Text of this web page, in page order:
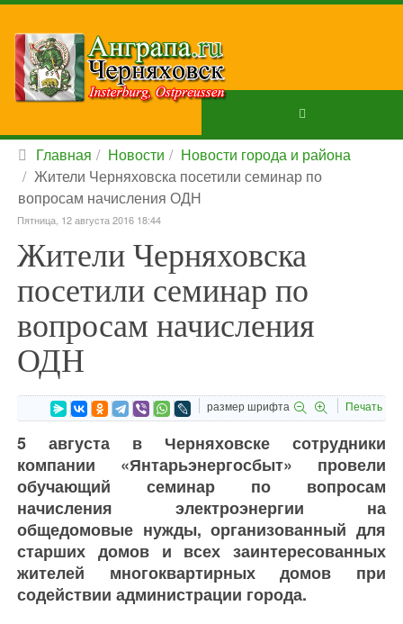
Главная Новости
Новости города и района
Жители Черняховска посетили семинар по
вопросам начисления ОДН
Пятница, 12 августа 2016 18:44
Жители Черняховска
посетили семинар по
вопросам начисления
ОДН
размер шрифта Печать
5 августа в Черняховске сотрудники
компании «Янтарьэнергосбыт» провели
обучающий семинар по вопросам
начисления электроэнергии на
общедомовые нужды, организованный для
старших домов и всех заинтересованных
жителей многоквартирных домов при
содействии администрации города.